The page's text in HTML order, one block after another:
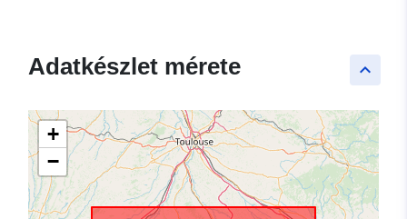
keyboard_arrow_up
Adatkészlet mérete
+
−